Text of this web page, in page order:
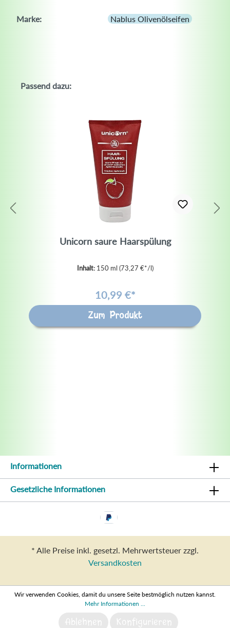
Marke: Nablus Olivenölseifen
Passend dazu:
Unicorn saure Haarspülung
Inhalt: 150 ml (73,27 €*/l)
10,99 €*
Zum Produkt
Informationen
Gesetzliche Informationen
* Alle Preise inkl. gesetzl. Mehrwertsteuer zzgl.
Versandkosten
Wir verwenden Cookies, damit du unsere Seite bestmöglich nutzen kannst.
Mehr Informationen ...